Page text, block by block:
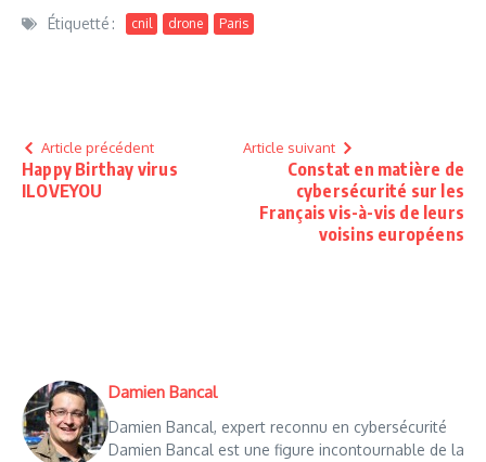
Étiquetté : cnil drone Paris
Article précédent
Happy Birthay virus
ILOVEYOU
Article suivant
Constat en matière de
cybersécurité sur les
Français vis-à-vis de leurs
voisins européens
Damien Bancal
Damien Bancal, expert reconnu en cybersécurité
Damien Bancal est une figure incontournable de la